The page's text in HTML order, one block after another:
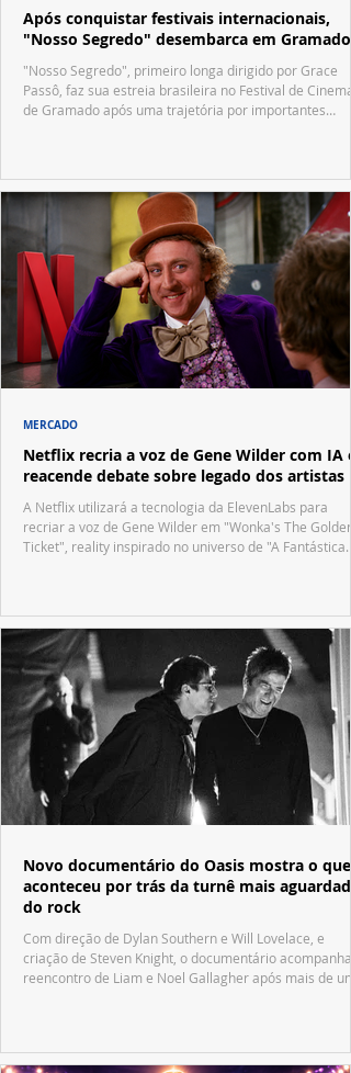
Após conquistar festivais internacionais,
"Nosso Segredo" desembarca em Gramado
"Nosso Segredo", primeiro longa dirigido por Grace
Passô, faz sua estreia brasileira no Festival de Cinema
de Gramado após uma trajetória por importantes
Netflix recria a voz de Gene Wilder com IA e
reacende debate sobre legado dos artistas
A Netflix utilizará a tecnologia da ElevenLabs para
recriar a voz de Gene Wilder em "Wonka's The Golden
Ticket", reality inspirado no universo de "A Fantástica
MERCADO
Novo documentário do Oasis mostra o que
aconteceu por trás da turnê mais aguardada
do rock
Com direção de Dylan Southern e Will Lovelace, e
criação de Steven Knight, o documentário acompanha
reencontro de Liam e Noel Gallagher após mais de